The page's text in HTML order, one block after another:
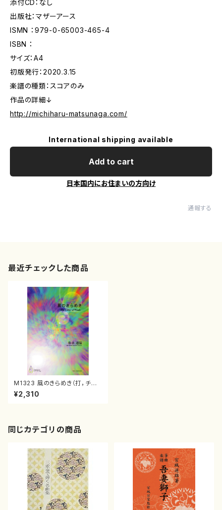
添付CD：なし
出版社：マザーアース
ISMN ：979-0-65003-465-4
ISBN ：
サイズ：A4
初版発行：2020.3.15
楽譜の種類：スコアのみ
作品の詳細↓
http://michiharu-matsunaga.com/
International shipping available
Add to cart
日本国内にお住まいの方向け
通報する
最近チェックした商品
M1323 風のきらめき（打，チェ
レスタ/松永通温/楽譜）
¥2,310
同じカテゴリの商品